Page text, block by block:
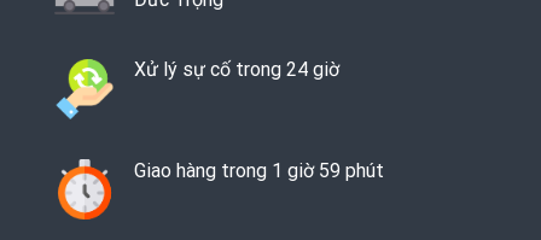
Xử lý sự cố trong 24 giờ
Giao hàng trong 1 giờ 59 phút